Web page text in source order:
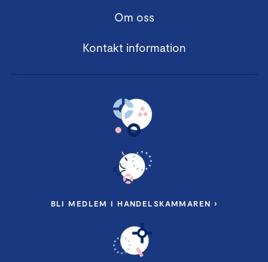
Om oss
Kontakt information
BLI MEDLEM I HANDELSKAMMAREN ›